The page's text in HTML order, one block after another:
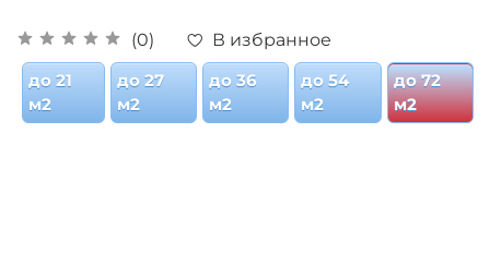
(0)
В избранное
до 21
м2
до 27
м2
до 36
м2
до 54
м2
до 72
м2